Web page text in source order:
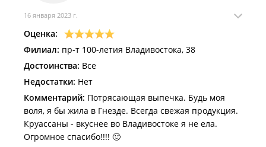
16 января 2023 г.
Оценка:
Филиал: пр-т 100-летия Владивостока, 38
Достоинства: Все
Недостатки: Нет
Комментарий: Потрясающая выпечка. Будь моя
воля, я бы жила в Гнезде. Всегда свежая продукция.
Круассаны - вкуснее во Владивостоке я не ела.
Огромное спасибо!!!! 🙂